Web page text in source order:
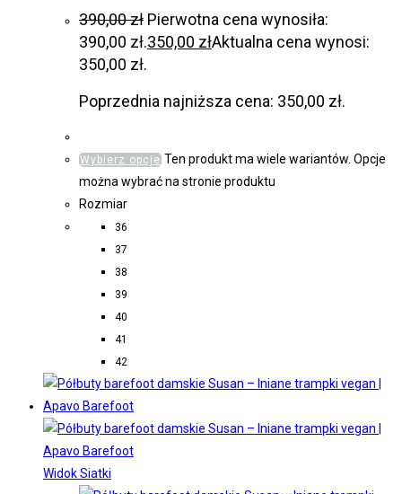
390,00zł Pierwotna cena wynosiła:
390,00 zł.350,00 złAktualna cena wynosi:
350,00 zł.
Poprzednia najniższa cena: 350,00 zł.
Wybierz opcje Ten produkt ma wiele wariantów. Opcje
można wybrać na stronie produktu
Rozmiar
36
37
38
39
40
41
42
Widok Siatki